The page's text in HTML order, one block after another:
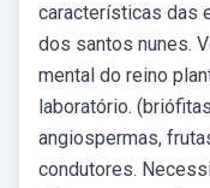
características das
dos santos nunes.
mental do reino
laboratório.
angiospermas,
condutores.